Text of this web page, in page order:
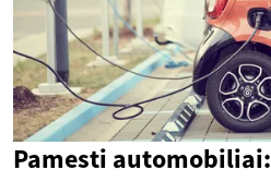
Pamesti